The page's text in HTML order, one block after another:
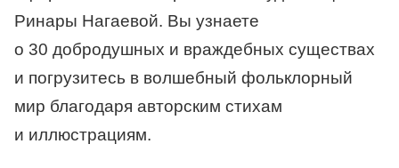
Ринары Нагаевой. Вы узнаете
о 30 добродушных и враждебных существах
и погрузитесь в волшебный фольклорный
мир благодаря авторским стихам
и иллюстрациям.